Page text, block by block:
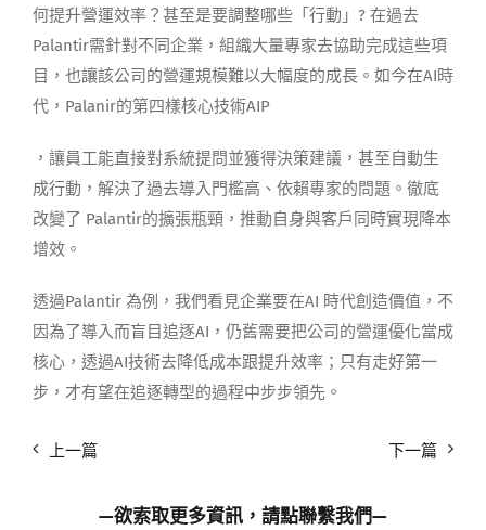
何提升營運效率？甚至是要調整哪些「行動」? 在過去
Palantir需針對不同企業，組織大量專家去協助完成這些項
目，也讓該公司的營運規模難以大幅度的成長。如今在AI時
代，Palanir的第四樣核心技術AIP
，讓員工能直接對系統提問並獲得決策建議，甚至自動生
成行動，解決了過去導入門檻高、依賴專家的問題。徹底
改變了 Palantir的擴張瓶頸，推動自身與客戶同時實現降本
增效。
透過Palantir 為例，我們看見企業要在AI 時代創造價值，不
因為了導入而盲目追逐AI，仍舊需要把公司的營運優化當成
核心，透過AI技術去降低成本跟提升效率；只有走好第一
步，才有望在追逐轉型的過程中步步領先。
上一篇 下一篇
—欲索取更多資訊，請點聯繫我們—